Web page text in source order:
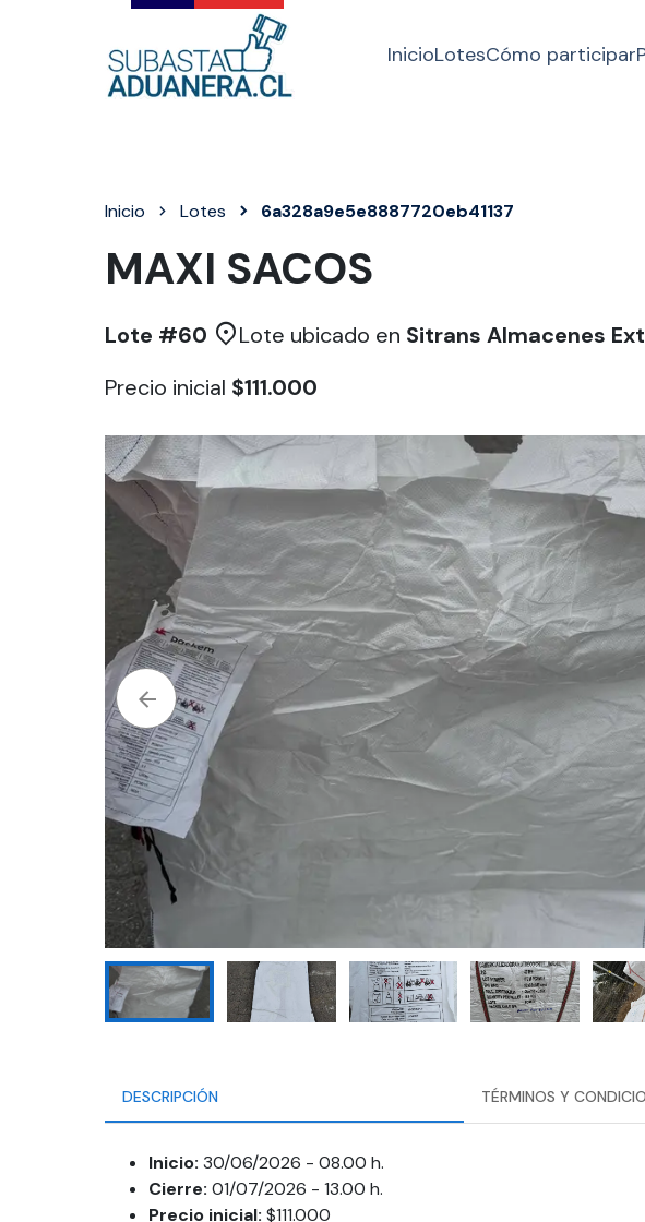
InicioLotesCómo participar
Inicio Lotes 6a328a9e5e8887720eb41137
MAXI SACOS
Lote #60 Lote ubicado en Sitrans Almacenes
Precio inicial $111.000
DESCRIPCIÓN TÉRMINOS Y
Inicio: 30/06/2026 - 08.00 h.
Cierre: 01/07/2026 - 13.00 h.
Precio inicial: $111.000